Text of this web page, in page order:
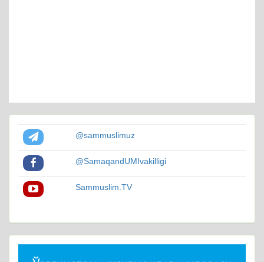
@sammuslimuz
@SamaqandUMIvakilligi
Sammuslim.TV